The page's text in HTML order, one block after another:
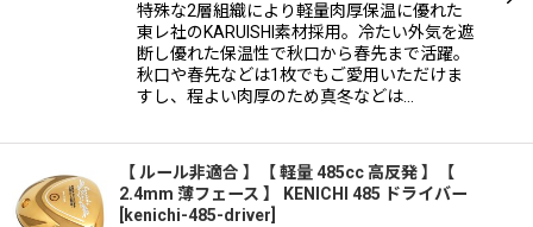
特殊な2層組織により軽量肉厚保温に優れた
東レ社のKARUISHI素材採用。冷たい外気を遮
断し優れた保温性で秋口から春先まで活躍。
秋口や春先などは1枚でもご愛用いただけま
すし、程よい肉厚のため真冬などは…
【 ルール非適合 】【 軽量 485cc 高反発 】【
2.4mm 薄フェース 】 KENICHI 485 ドライバー
kenichi-485-driver